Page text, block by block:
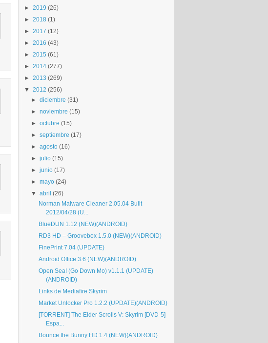
► 2019 (26)
► 2018 (1)
► 2017 (12)
► 2016 (43)
► 2015 (61)
► 2014 (277)
► 2013 (269)
▼ 2012 (256)
►diciembre (31)
►noviembre (15)
►octubre (15)
►septiembre (17)
►agosto (16)
►julio (15)
►junio (17)
►mayo (24)
▼abril (26)
Norman Malware Cleaner 2.05.04 Built
2012/04/28 (U...
BlueDUN 1.12 (NEW)(ANDROID)
RD3 HD – Groovebox 1.5.0 (NEW)(ANDROID)
FinePrint 7.04 (UPDATE)
Android Office 3.6 (NEW)(ANDROID)
Open Sea! (Go Down Mo) v1.1.1 (UPDATE)
(ANDROID)
Links de Mediafire Skyrim
Market Unlocker Pro 1.2.2 (UPDATE)(ANDROID)
[TORRENT] The Elder Scrolls V: Skyrim [DVD-5]
Espa...
Bounce the Bunny HD 1.4 (NEW)(ANDROID)